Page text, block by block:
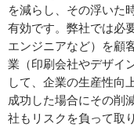
を減らし、その浮いた
有効です。弊社では必
エンジニアなど）を顧
業（印刷会社やデザイ
して、企業の生産性向
成功した場合にその削
社もリスクを負って取